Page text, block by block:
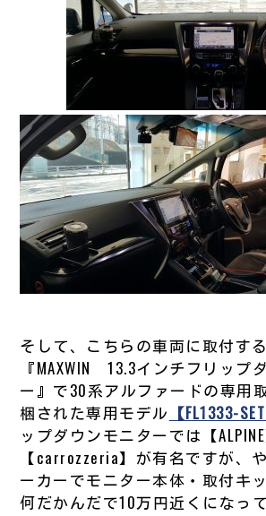
そして、こちらの車両に取付す
『MAXWIN 13.3インチフリップ
ー』で30系アルファードの専用
梱された専用モデル 【FL1333-
ップダウンモニターでは【
【carrozzeria】が有名ですが、
ーカーでモニター本体・取付キ
何だかんだで10万円近くになっ